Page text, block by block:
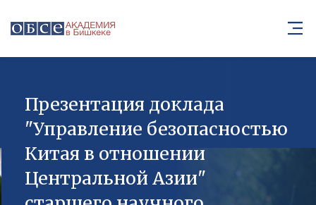
Презентация доклада
"Управление безопасностью
Китая в отношении
Центральной Азии"